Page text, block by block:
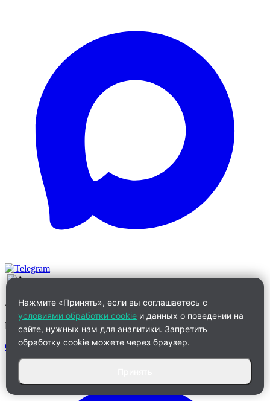
Алевтина
Менеджер по работе с клиентами
Связаться
Нажмите «Принять», если вы соглашаетесь с
условиями обработки cookie и данных о поведении на
сайте, нужных нам для аналитики. Запретить
обработку cookie можете через браузер.